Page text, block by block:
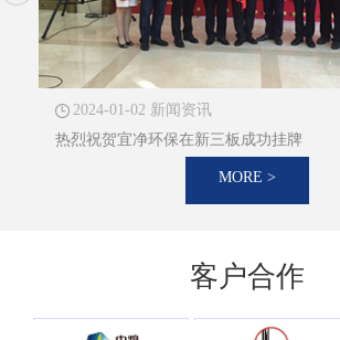
2024-01-02 新闻资讯
热烈祝贺宜净环保在新三板成功挂牌
MORE >
客户合作